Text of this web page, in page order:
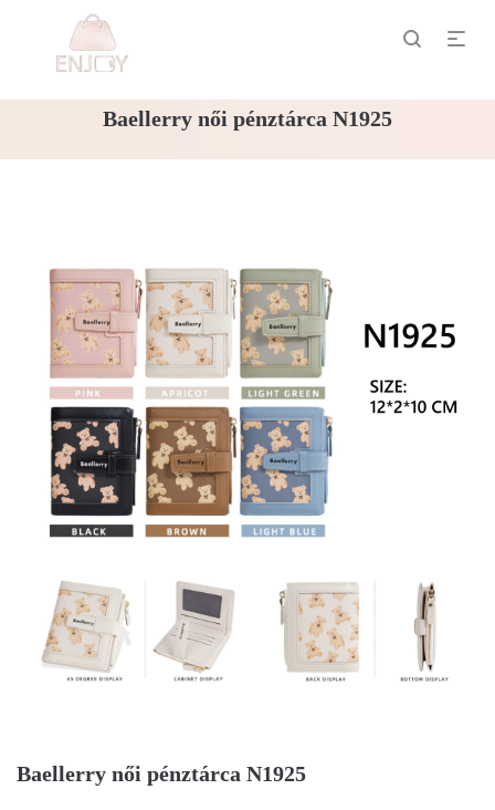
Baellerry női pénztárca N1925
Baellerry női pénztárca N1925